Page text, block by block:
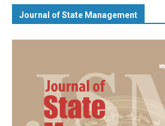
Journal of State Management